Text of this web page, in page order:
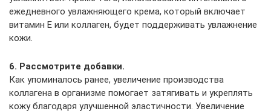
ежедневного увлажняющего крема, который включает
витамин Е или коллаген, будет поддерживать увлажнение
кожи.
6. Рассмотрите добавки.
Как упоминалось ранее, увеличение производства
коллагена в организме помогает затягивать и укреплять
кожу благодаря улучшенной эластичности. Увеличение